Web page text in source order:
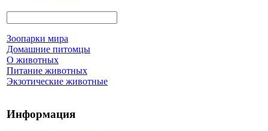
Зоопарки мира
Домашние питомцы
О животных
Питание животных
Экзотические животные
Информация